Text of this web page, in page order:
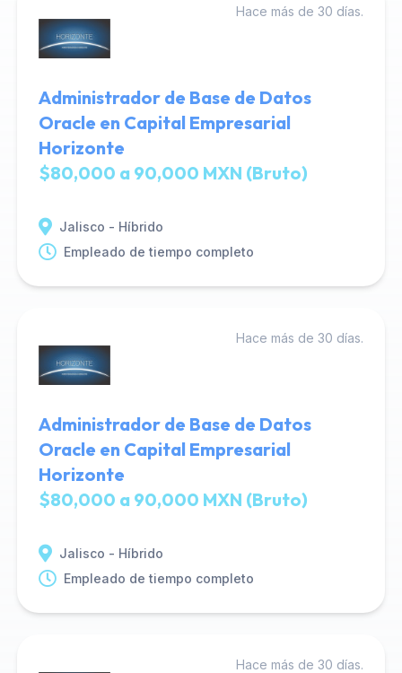
Hace más de 30 días.
Administrador de Base de Datos
Oracle en Capital Empresarial
Horizonte
$80,000 a 90,000 MXN (Bruto)
Jalisco - Híbrido
Empleado de tiempo completo
Hace más de 30 días.
Administrador de Base de Datos
Oracle en Capital Empresarial
Horizonte
$80,000 a 90,000 MXN (Bruto)
Jalisco - Híbrido
Empleado de tiempo completo
Hace más de 30 días.